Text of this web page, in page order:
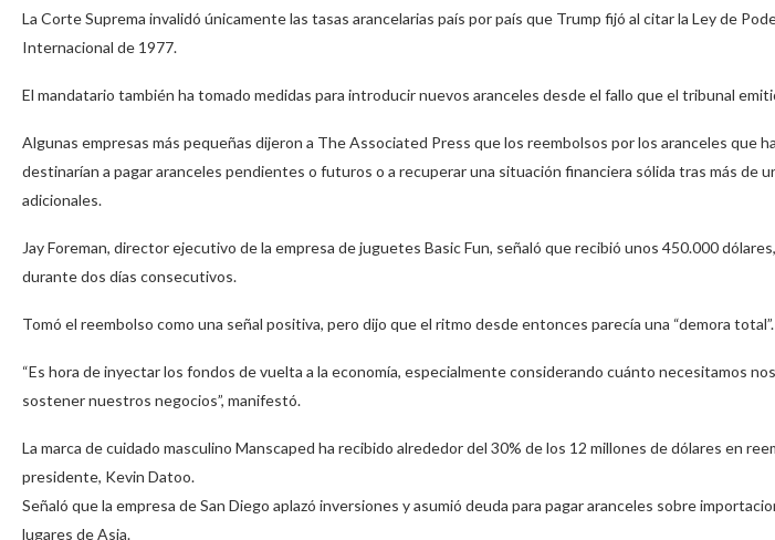
La Corte Suprema invalidó únicamente las tasas arancelarias país por país que Trump fijó al citar la Ley de
Internacional de 1977.
El mandatario también ha tomado medidas para introducir nuevos aranceles desde el fallo que el tribunal
Algunas empresas más pequeñas dijeron a The Associated Press que los reembolsos por los aranceles que
destinarían a pagar aranceles pendientes o futuros o a recuperar una situación financiera sólida tras más de
adicionales.
Jay Foreman, director ejecutivo de la empresa de juguetes Basic Fun, señaló que recibió unos 450.000
durante dos días consecutivos.
Tomó el reembolso como una señal positiva, pero dijo que el ritmo desde entonces parecía una “demora total”.
“Es hora de inyectar los fondos de vuelta a la economía, especialmente considerando cuánto necesitamos
sostener nuestros negocios”, manifestó.
La marca de cuidado masculino Manscaped ha recibido alrededor del 30% de los 12 millones de dólares en
presidente, Kevin Datoo.
Señaló que la empresa de San Diego aplazó inversiones y asumió deuda para pagar aranceles sobre
lugares de Asia.